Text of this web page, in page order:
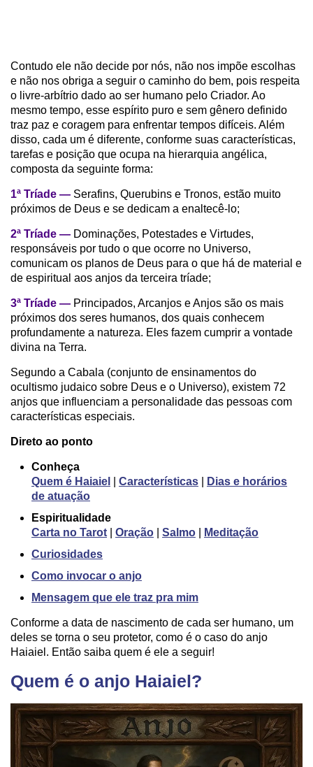
Contudo ele não decide por nós, não nos impõe escolhas
e não nos obriga a seguir o caminho do bem, pois respeita
o livre-arbítrio dado ao ser humano pelo Criador. Ao
mesmo tempo, esse espírito puro e sem gênero definido
traz paz e coragem para enfrentar tempos difíceis. Além
disso, cada um é diferente, conforme suas características,
tarefas e posição que ocupa na hierarquia angélica,
composta da seguinte forma:
1ª Tríade — Serafins, Querubins e Tronos, estão muito
próximos de Deus e se dedicam a enaltecê-lo;
2ª Tríade — Dominações, Potestades e Virtudes,
responsáveis por tudo o que ocorre no Universo,
comunicam os planos de Deus para o que há de material e
de espiritual aos anjos da terceira tríade;
3ª Tríade — Principados, Arcanjos e Anjos são os mais
próximos dos seres humanos, dos quais conhecem
profundamente a natureza. Eles fazem cumprir a vontade
divina na Terra.
Segundo a Cabala (conjunto de ensinamentos do
ocultismo judaico sobre Deus e o Universo), existem 72
anjos que influenciam a personalidade das pessoas com
características especiais.
Direto ao ponto
Conheça
Quem é Haiaiel
Características
Dias e horários
de atuação
Espiritualidade
Carta no Tarot
Oração Salmo
Meditação
Curiosidades
Como invocar o anjo
Mensagem que ele traz pra mim
Conforme a data de nascimento de cada ser humano, um
deles se torna o seu protetor, como é o caso do anjo
Haiaiel. Então saiba quem é ele a seguir!
Quem é o anjo Haiaiel?